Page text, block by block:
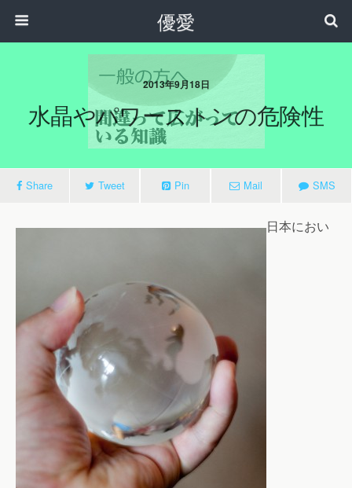
優愛
2013年9月18日
水晶やパワーストンの危険性
Share Tweet Pin Mail SMS
日本におい